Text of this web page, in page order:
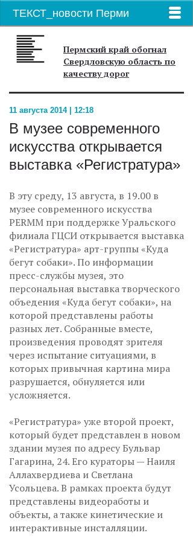
ТЕКСТ_новости Перми
Пермский край обогнал
Свердловскую область по
качеству дорог
11 августа 2014 | 12:18
В музее современного
искусства открывается
выставка «Регистратура»
В эту среду, 13 августа, в 19.00 в
музее современного искусства
PERMM при поддержке Уральского
филиала ГЦСИ открывается выставка
«Регистратура» арт-группы «Куда
бегут собаки». По информации
пресс-службы музея, это
персональная выставка творческого
объедения «Куда бегут собаки», на
которой представлены работы
разных лет. Собранные вместе,
произведения проводят зрителя
через испытание ситуациями, в
которых привычная картина мира
разрушается, обнуляется или
усложняется.
«Регистратура» уже второй проект,
который будет представлен в новом
здании музея по адресу Бульвар
Гагарина, 24. Его кураторы — Наиля
Аллахвердиева и Светлана
Усольцева. В рамках проекта будут
представлены видеоработы и
объекты, а также кинетические и
интерактивные инсталляции.